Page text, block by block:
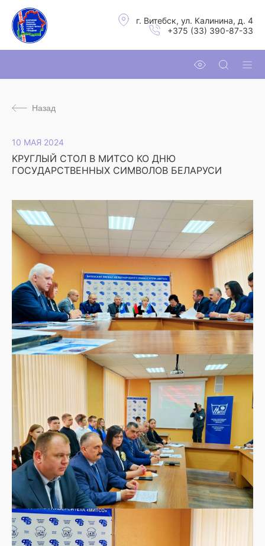
г. Витебск, ул. Калинина, д. 4
+375 (33) 390-87-33
Назад
10 МАЯ 2024
КРУГЛЫЙ СТОЛ В МИТСО КО ДНЮ
ГОСУДАРСТВЕННЫХ СИМВОЛОВ БЕЛАРУСИ